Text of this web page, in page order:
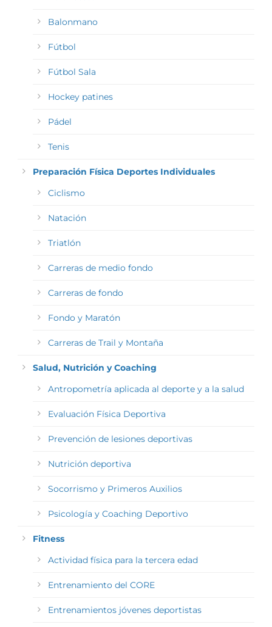
Balonmano
Fútbol
Fútbol Sala
Hockey patines
Pádel
Tenis
Preparación Física Deportes Individuales
Ciclismo
Natación
Triatlón
Carreras de medio fondo
Carreras de fondo
Fondo y Maratón
Carreras de Trail y Montaña
Salud, Nutrición y Coaching
Antropometría aplicada al deporte y a la salud
Evaluación Física Deportiva
Prevención de lesiones deportivas
Nutrición deportiva
Socorrismo y Primeros Auxilios
Psicología y Coaching Deportivo
Fitness
Actividad física para la tercera edad
Entrenamiento del CORE
Entrenamientos jóvenes deportistas